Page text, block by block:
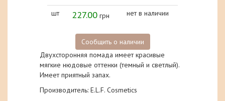
шт 227.00 грн нет в наличии
Сообщить о наличии
Двухсторонняя помада имеет красивые
мягкие нюдовые оттенки (темный и светлый).
Имеет приятный запах.
Производитель: E.L.F. Cosmetics